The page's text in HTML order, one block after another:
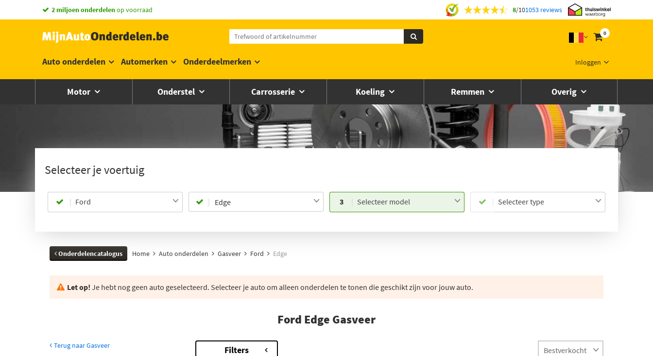
2 miljoen onderdelenop voorraad 8/101053 reviews
0
Inloggen
Auto onderdelen Automerken Onderdeelmerken
Motor Onderstel Carrosserie Koeling Remmen Overig
Selecteer je voertuig
Ford 3 Selecteer model Selecteer type
Onderdelencatalogus Home Auto onderdelen Gasveer Ford Edge
Let op! Je hebt nog geen auto geselecteerd. Selecteer je auto om alleen onderdelen te tonen die geschikt zijn voor jouw auto.
Ford Edge Gasveer
Terug naar Gasveer Filters